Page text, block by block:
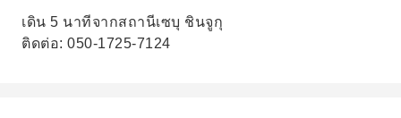
เดิน 5 นาทีจากสถานีเซบุ ชินจูกุ
ติดต่อ: 050-1725-7124